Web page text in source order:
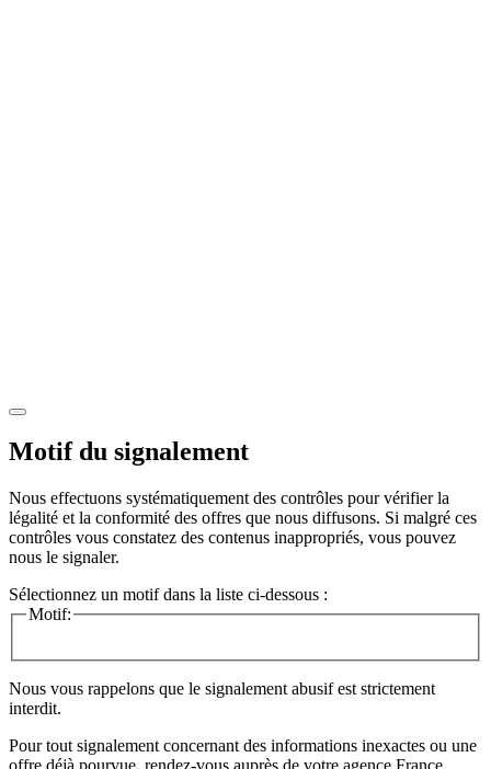
Motif du signalement
Nous effectuons systématiquement des contrôles pour vérifier la
légalité et la conformité des offres que nous diffusons. Si malgré ces
contrôles vous constatez des contenus inappropriés, vous pouvez
nous le signaler.
Sélectionnez un motif dans la liste ci-dessous :
Motif:
Nous vous rappelons que le signalement abusif est strictement
interdit.
Pour tout signalement concernant des informations inexactes ou une
offre déjà pourvue, rendez-vous auprès de votre agence France